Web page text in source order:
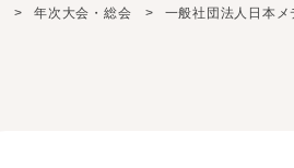
年次大会・総会 一般社団法人日本